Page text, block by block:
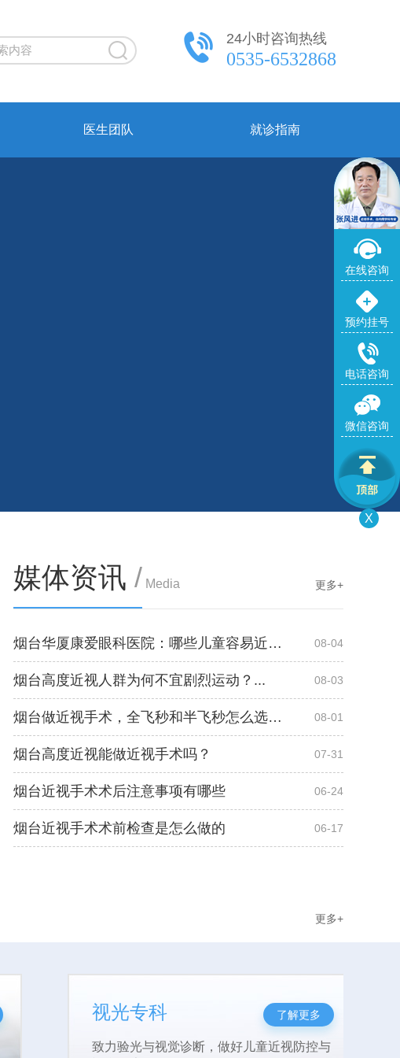
24小时咨询热线
0535-6532868
医生团队 就诊指南
媒体资讯 / Media 更多+
烟台华厦康爱眼科医院：哪些儿童容易近视？... 08-04
烟台高度近视人群为何不宜剧烈运动？... 08-03
烟台做近视手术，全飞秒和半飞秒怎么选？... 08-01
烟台高度近视能做近视手术吗？ 07-31
烟台近视手术术后注意事项有哪些 06-24
烟台近视手术术前检查是怎么做的 06-17
更多+
眼底病专科 了解更多
汇聚众多眼底病大咖，深化疑难眼病诊疗优
X
在线咨询
预约挂号
电话咨询
微信咨询